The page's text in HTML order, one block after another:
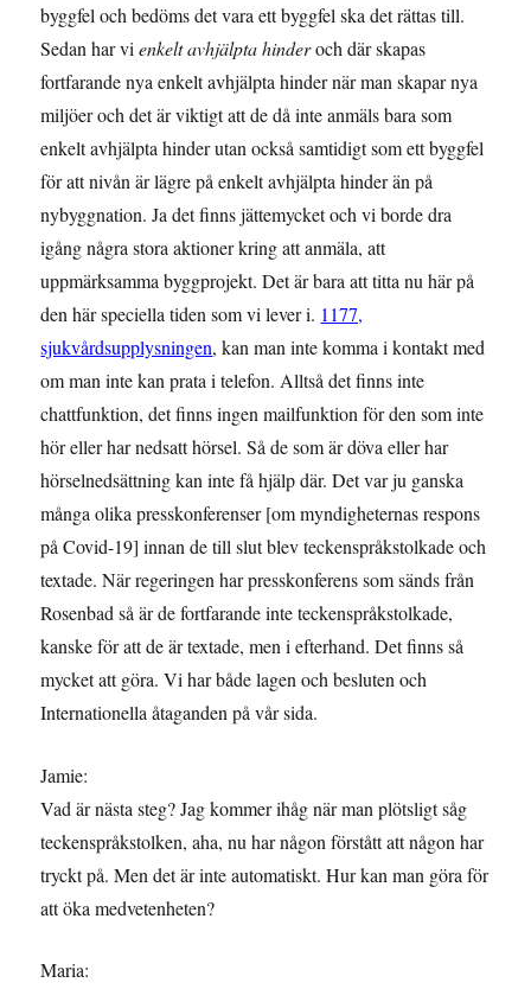
byggfel och bedöms det vara ett byggfel ska det rättas till.
Sedan har vienkelt avhjälpta hinderoch där skapas
fortfarande nya enkelt avhjälpta hinder när man skapar nya
miljöer och det är viktigt att de då inte anmäls bara som
enkelt avhjälpta hinder utan också samtidigt som ett byggfel
för att nivån är lägre på enkelt avhjälpta hinder än på
nybyggnation. Ja det finns jättemycket och vi borde dra
igång några stora aktioner kring att anmäla, att
uppmärksamma byggprojekt. Det är bara att titta nu här på
den här speciella tiden som vi lever i. 1177,
sjukvårdsupplysningen, kan man inte komma i kontakt med
om man inte kan prata i telefon. Alltså det finns inte
chattfunktion, det finns ingen mailfunktion för den som inte
hör eller har nedsatt hörsel. Så de som är döva eller har
hörselnedsättning kan inte få hjälp där. Det var ju ganska
många olika presskonferenser [om myndigheternas respons
på Covid-19] innan de till slut blev teckenspråkstolkade och
textade. När regeringen har presskonferens som sänds från
Rosenbad så är de fortfarande inte teckenspråkstolkade,
kanske för att de är textade, men i efterhand. Det finns så
mycket att göra. Vi har både lagen och besluten och
Internationella åtaganden på vår sida.
Jamie:
Vad är nästa steg? Jag kommer ihåg när man plötsligt såg
teckenspråkstolken, aha, nu har någon förstått att någon har
tryckt på. Men det är inte automatiskt. Hur kan man göra för
att öka medvetenheten?
Maria: